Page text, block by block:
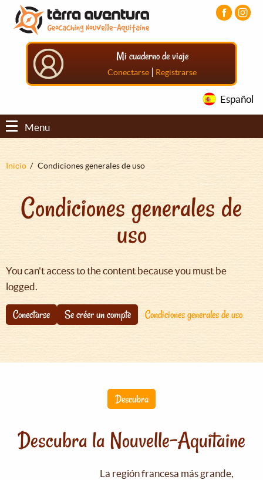
Pasar
contenido
principal
Pasar
menú
principal
Pasar
principal
Mi cuaderno de viaje
Conectarse | Registrarse
Español
Menu
Sobrescribir
ayuda
navegación
Inicio Condiciones generales de uso
Condiciones generales de
uso
You can't access to the content because you must be
logged.
Conectarse Se créer un compte Condiciones generales de uso
Descubra
Descubra la Nouvelle-Aquitaine
La región francesa más grande,